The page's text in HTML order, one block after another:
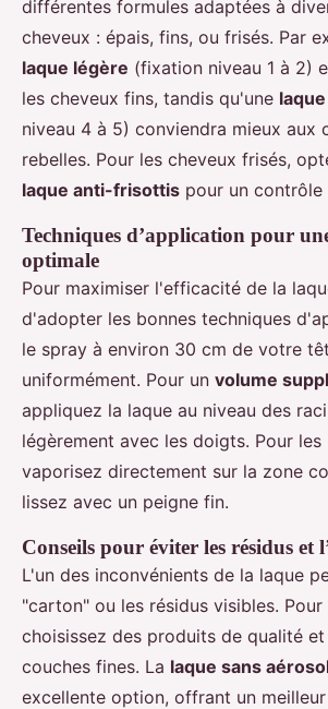
différentes formules adaptées à
cheveux : épais, fins, ou frisés. Par
laque légère (fixation niveau 1 à 2)
les cheveux fins, tandis qu'une
niveau 4 à 5) conviendra mieux aux
rebelles. Pour les cheveux frisés,
laque anti-frisottis pour un contrôle
Techniques d’application pour
optimale
Pour maximiser l'efficacité de la
d'adopter les bonnes techniques
le spray à environ 30 cm de votre
uniformément. Pour un volume
appliquez la laque au niveau des
légèrement avec les doigts. Pour les
vaporisez directement sur la zone
lissez avec un peigne fin.
Conseils pour éviter les résidus et
L'un des inconvénients de la laque
"carton" ou les résidus visibles.
choisissez des produits de qualité
couches fines. La laque sans
excellente option, offrant un